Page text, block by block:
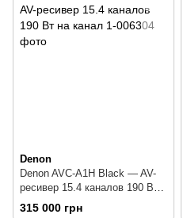
Denon
Denon AVC-A1H Black — AV-
ресивер 15.4 каналов 190 Вт
на канал
315 000 грн